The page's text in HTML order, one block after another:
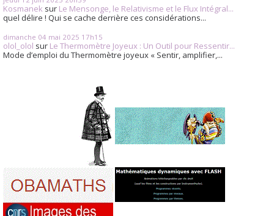
Kosmanek sur Le Mensonge, le Relativisme et le Flux Intégral...
quel délire ! Qui se cache derrière ces considérations...
dimanche 04 mai 2025 17h15
olol_olol sur Le Thermomètre Joyeux : Un Outil pour Ressentir...
Mode d’emploi du Thermomètre joyeux « Sentir, amplifier,...